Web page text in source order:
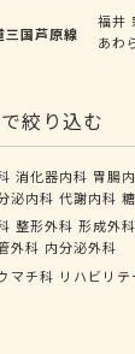
三国芦原線
福井
あわ
絞り込む
消化器内科 胃腸
泌内科 代謝内科
整形外科 形成外科
外科 内分泌外科
マチ科 リハビリ